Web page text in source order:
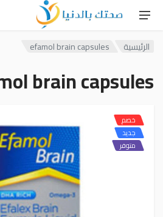
الرئيسية efamol brain capsules
brain capsules
خصم
جديد
متوفر